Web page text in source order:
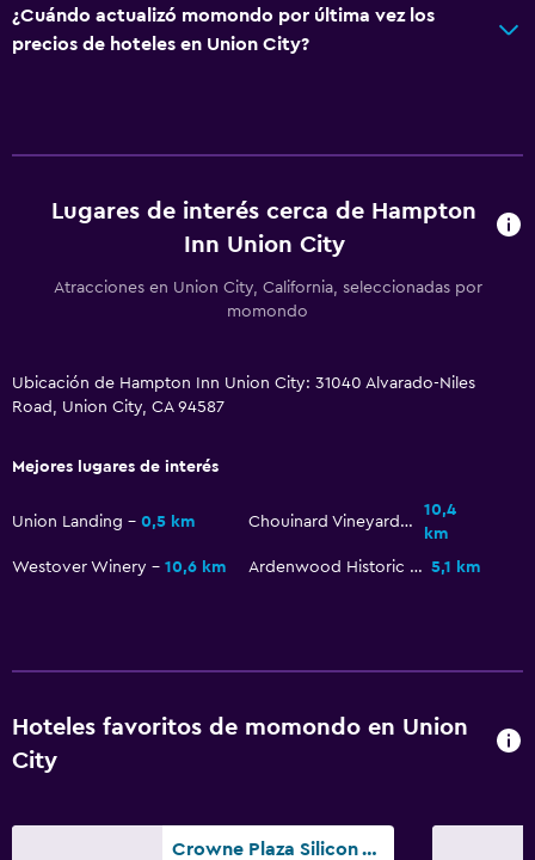
Baño
Habitación
Zona de trabajo
Fax/fotocopiadora
Gimnasio
Gimnasio
¿Cuándo actualizó momondo por última vez los
precios de hoteles en Union City?
Lugares de interés cerca de Hampton
Inn Union City
Atracciones en Union City, California, seleccionadas por
momondo
Ubicación de Hampton Inn Union City: 31040 Alvarado-Niles
Road, Union City, CA 94587
Mejores lugares de interés
Union Landing 0,5 km Chouinard Vineyards
10,4
km
Westover Winery
10,6 km Ardenwood Historic Farm 5,1 km
Hoteles favoritos de momondo en Union
City
Crowne Plaza Silicon Valley N - Union City By IHG